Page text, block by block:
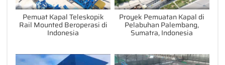
Pemuat Kapal Teleskopik
Rail Mounted Beroperasi di
Indonesia
Proyek Pemuatan Kapal di
Pelabuhan Palembang,
Sumatra, Indonesia